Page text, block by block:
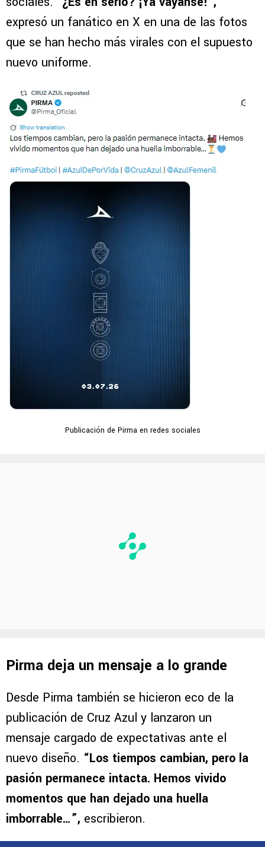
expresó un fanático en X en una de las fotos
que se han hecho más virales con el supuesto
nuevo uniforme.
Publicación de Pirma en redes sociales
Pirma deja un mensaje a lo grande
Desde Pirma también se hicieron eco de la
publicación de Cruz Azul y lanzaron un
mensaje cargado de expectativas ante el
nuevo diseño. “Los tiempos cambian, pero la
pasión permanece intacta. Hemos vivido
momentos que han dejado una huella
imborrable…”, escribieron.